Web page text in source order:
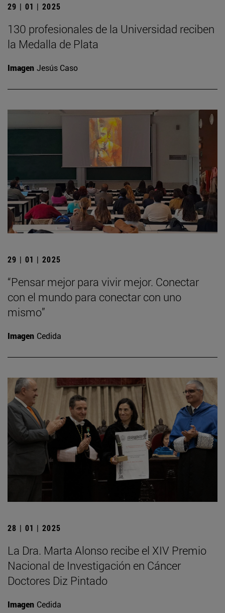
29 | 01 | 2025
130 profesionales de la Universidad reciben
la Medalla de Plata
Imagen Jesús Caso
29 | 01 | 2025
“Pensar mejor para vivir mejor. Conectar
con el mundo para conectar con uno
mismo”
Imagen Cedida
28 | 01 | 2025
La Dra. Marta Alonso recibe el XIV Premio
Nacional de Investigación en Cáncer
Doctores Diz Pintado
Imagen Cedida